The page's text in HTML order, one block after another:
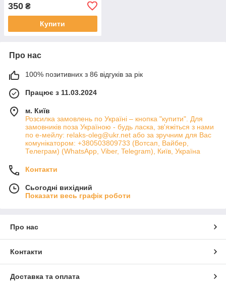
350 ₴
Купити
Про нас
100% позитивних з 86 відгуків за рік
Працює з 11.03.2024
м. Київ
Розсилка замовлень по Україні – кнопка "купити". Для
замовників поза Україною - будь ласка, зв'яжіться з нами
по е-мейлу: relaks-oleg@ukr.net або за зручним для Вас
комунікатором: +380503809733 (Вотсап, Вайбер,
Телеграм) (WhatsApp, Viber, Telegram), Київ, Україна
Контакти
Сьогодні вихідний
Показати весь графік роботи
Про нас
Контакти
Доставка та оплата